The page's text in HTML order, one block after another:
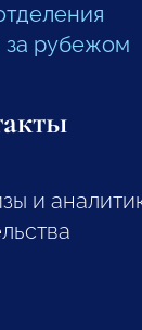
за рубежом
и